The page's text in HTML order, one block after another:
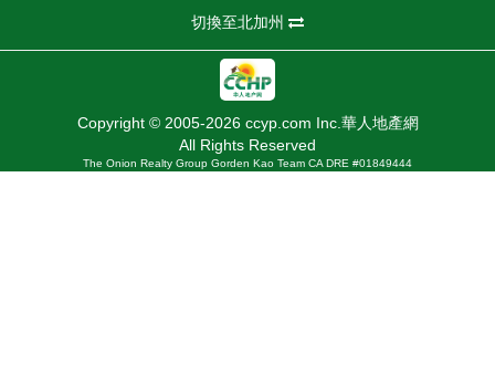
切換至北加州
Copyright © 2005-2026 ccyp.com Inc.華人地產網
All Rights Reserved
The Onion Realty Group Gorden Kao Team CA DRE #01849444